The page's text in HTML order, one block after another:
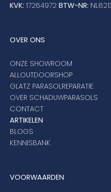
KVK: 17264972 BTW-NR:
OVER ONS
ONZE SHOWROOM
ALLOUTDOORSHOP
GLATZ PARASOLREPARATIE
OVER SCHADUWPARASOLS
CONTACT
ARTIKELEN
BLOGS
KENNISBANK
VOORWAARDEN